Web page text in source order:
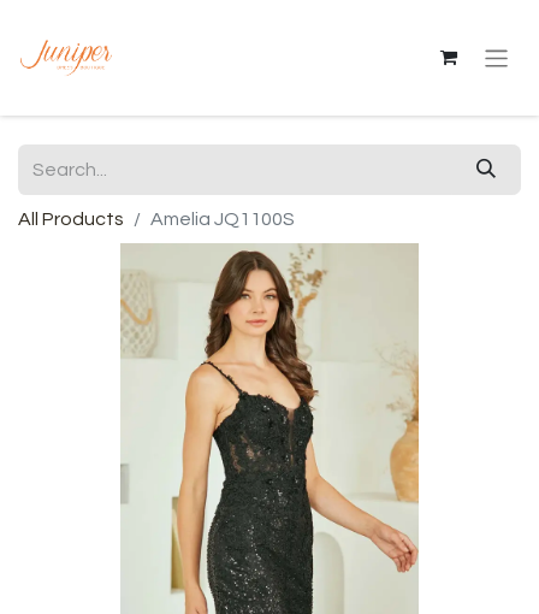
All Products Amelia JQ1100S